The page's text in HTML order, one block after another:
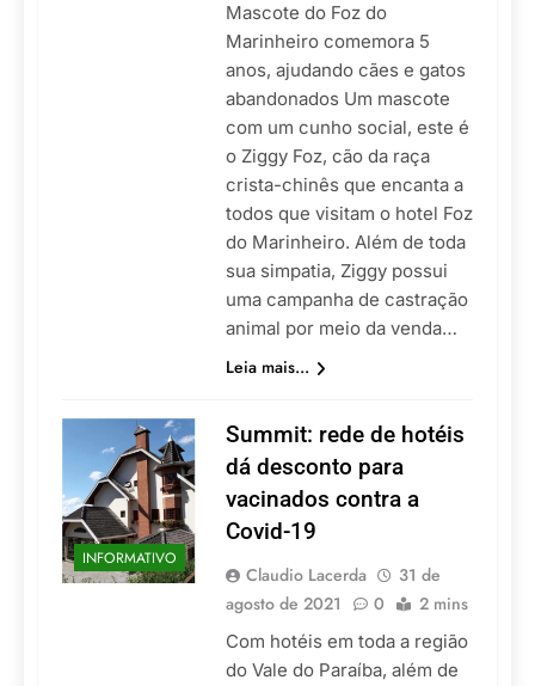
Mascote do Foz do
Marinheiro comemora 5
anos, ajudando cães e gatos
abandonados Um mascote
com um cunho social, este é
o Ziggy Foz, cão da raça
crista-chinês que encanta a
todos que visitam o hotel Foz
do Marinheiro. Além de toda
sua simpatia, Ziggy possui
uma campanha de castração
animal por meio da venda…
Leia mais...
INFORMATIVO
Summit: rede de hotéis
dá desconto para
vacinados contra a
Covid-19
Claudio Lacerda
31 de
agosto de 2021
0 2 mins
Com hotéis em toda a região
do Vale do Paraíba, além de